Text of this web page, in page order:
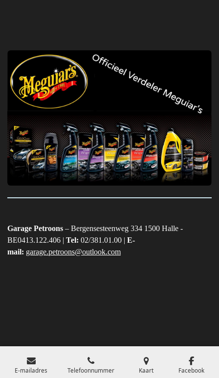
Garage Petroons – Bergensesteenweg 334 1500 Halle -
BE0413.122.406 | Tel: 02/381.01.00 | E-
mail: garage.petroons@outlook.com
E-mailadres Telefoonnummer Kaart Facebook